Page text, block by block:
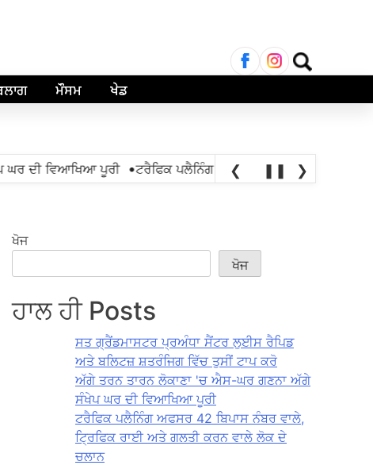
ਲਈ
ਖੋਜ:
ਮੌਸਮ ਖੇਡ
ਵਿਆਖਿਆ ਪੂਰੀ •ਟਰੈਫਿਕ ਪਲੈਨਿੰਗ ਅਫਸਰ 42 ਬਿਪਾਸ ਨੰਬਰ ਵਾਲੇ,
❮ ❚❚ ❯
ਖੋਜ
ਖੋਜ
ਹਾਲ ਹੀ Posts
ਸਤ ਗ੍ਰੈਂਡਮਾਸਟਰ ਪ੍ਰਅੰਧਾ ਸੈਂਟਰ ਲੁਈਸ ਰੈਪਿਡ
ਅਤੇ ਬਲਿਟਜ਼ ਸ਼ਤਰੰਜਿਗ ਵਿੱਚ ਤੁਸੀਂ ਟਾਪ ਕਰੋ
ਅੱਗੇ ਤਰਨ ਤਾਰਨ ਲੋਕਾਣਾ 'ਚ ਐਸ-ਘਰ ਗਣਨਾ ਅੱਗੇ
ਸੰਖੇਪ ਘਰ ਦੀ ਵਿਆਖਿਆ ਪੂਰੀ
ਟਰੈਫਿਕ ਪਲੈਨਿੰਗ ਅਫਸਰ 42 ਬਿਪਾਸ ਨੰਬਰ ਵਾਲੇ,
ਟ੍ਰਿਫਿਕ ਰਾਈ ਅਤੇ ਗਲਤੀ ਕਰਨ ਵਾਲੇ ਲੋਕ ਦੇ
ਚਲਾਨ